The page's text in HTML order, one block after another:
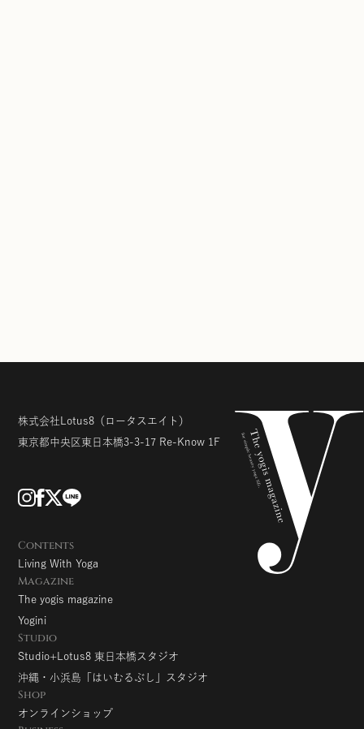
株式会社Lotus8 （ロータスエイト）
東京都中央区東日本橋3-3-17 Re-Know 1F
Contents
Living With Yoga
Magazine
The yogis magazine
Yogini
Studio
Studio+Lotus8 東日本橋スタジオ
沖縄・小浜島「はいむるぶし」スタジオ
Shop
オンラインショップ